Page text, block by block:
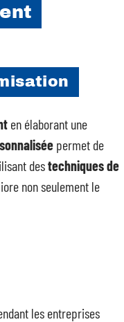
en élaborant une
permet de
destechniques de
non seulement le
les entreprises